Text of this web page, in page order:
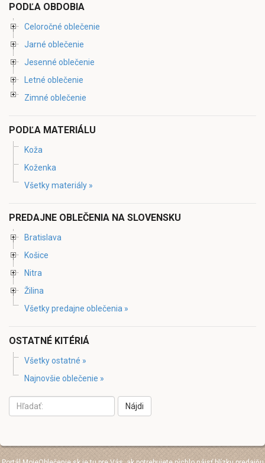
PODĽA OBDOBIA
Celoročné oblečenie
Jarné oblečenie
Jesenné oblečenie
Letné oblečenie
Zimné oblečenie
PODĽA MATERIÁLU
Koža
Koženka
Všetky materiály »
PREDAJNE OBLEČENIA NA SLOVENSKU
Bratislava
Košice
Nitra
Žilina
Všetky predajne oblečenia »
OSTATNÉ KITÉRIÁ
Všetky ostatné »
Najnovšie oblečenie »
Nájdi